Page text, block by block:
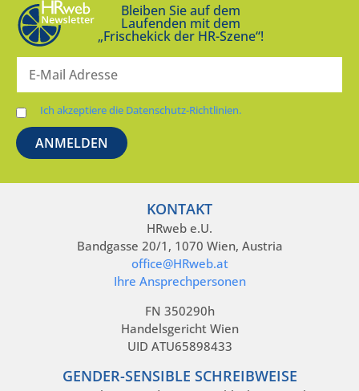
Bleiben Sie auf dem
Laufenden mit dem
„Frischekick der HR-Szene“!
Ich akzeptiere die Datenschutz-Richtlinien.
KONTAKT
HRweb e.U.
Bandgasse 20/1, 1070 Wien, Austria
office@HRweb.at
Ihre Ansprechpersonen
FN 350290h
Handelsgericht Wien
UID ATU65898433
GENDER-SENSIBLE SCHREIBWEISE